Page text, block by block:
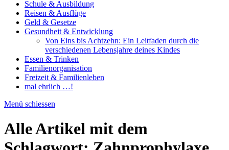
Schule & Ausbildung
Reisen & Ausflüge
Geld & Gesetze
Gesundheit & Entwicklung
Von Eins bis Achtzehn: Ein Leitfaden durch die
verschiedenen Lebensjahre deines Kindes
Essen & Trinken
Familienorganisation
Freizeit & Familienleben
mal ehrlich …!
Menü schiessen
Alle Artikel mit dem